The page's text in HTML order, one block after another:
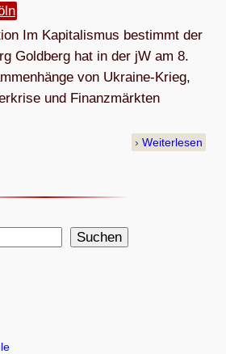
Im Kapitalismus bestimmt der
Goldberg hat in der jW am 8.
von Ukraine-Krieg,
und Finanzmärkten
Weiterlesen
Suchen